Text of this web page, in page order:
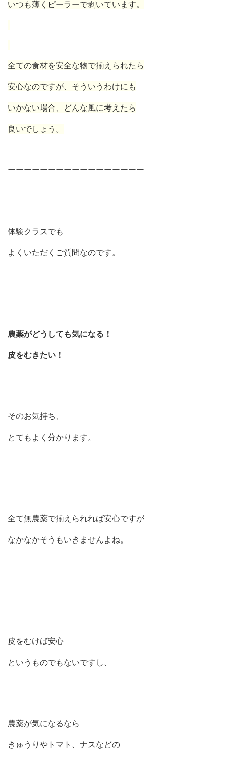
いつも薄くピーラーで剥いています。
全ての食材を安全な物で揃えられたら
安心なのですが、そういうわけにも
いかない場合、どんな風に考えたら
良いでしょう。
ーーーーーーーーーーーーーーーーー
体験クラスでも
よくいただくご質問なのです。
農薬がどうしても気になる！
皮をむきたい！
そのお気持ち、
とてもよく分かります。
全て無農薬で揃えられれば安心ですが
なかなかそうもいきませんよね。
皮をむけば安心
というものでもないですし、
農薬が気になるなら
きゅうりやトマト、ナスなどの